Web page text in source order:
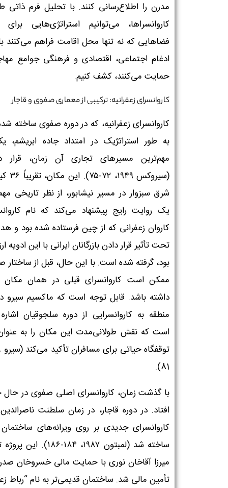
مدرن را اطلاع‌رسانی کنند. با تحلیل فرم ذاتی
کاروانسراها، می‌توانیم استراتژی‌هایی برای
فضاهایی که نه تنها محل اقامت فراهم می‌کنند
ادغام اجتماعی، اقتصادی و فرهنگی جوامع
حمایت می‌کنند، کشف کنیم.
کاروانسرای زعفرانیه: ترکیبی از معماری صفوی و قاجار
کاروانسرای زعفرانیه، که در دوره صفوی ساخته
به طور استراتژیک در امتداد جاده ابریشم،
مهم‌ترین مسیرهای تجاری آن زمان، قرار
(سیروکس
شرق سبزوار در مسیر نیشابور، از نظر تاریخی
یک روایت رایج پیشنهاد می‌کند که نام
کاروان زعفرانی که از چین فرستاده شده بود و
تحت تأثیر قرار دادن بازرگانان ایرانی با این ادویه
بود، گرفته شده است. با این حال، قبل از ساختار
ممکن است کاروانسرای قبلی در همان مکان
داشته باشد. قابل توجه است که ماکسیم سیرو
منطقه به کاروانسرایی از دوره سلجوقیان
است که نقش طولانی‌مدت این مکان را به
81).
با گذشت زمان، کاروانسرای اصلی صفوی در حال
افتاد. در دوره قاجار، در زمان سلطنت
کاروانسرای جدیدی بر روی ویرانه‌های
ساخته شد (لمبتون ۱۹۸۷، ۱۸۴-
میرزا آقاخان نوری با حمایت مالی خسروخان
تأمین مالی شد. ساختمان قدیمی‌تر به نام “رباط